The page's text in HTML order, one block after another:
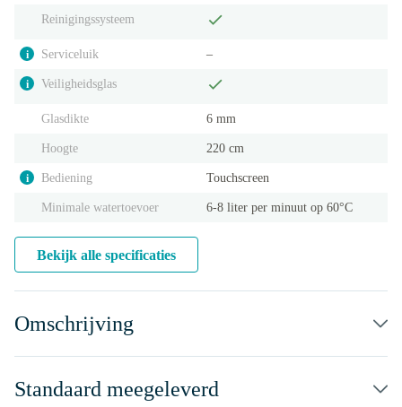
Reinigingssysteem
i Serviceluik ‒
i Veiligheidsglas
Glasdikte 6 mm
Hoogte 220 cm
i Bediening Touchscreen
Minimale watertoevoer 6-8 liter per minuut op 60°C
Bekijk alle specificaties
Omschrijving
Standaard meegeleverd